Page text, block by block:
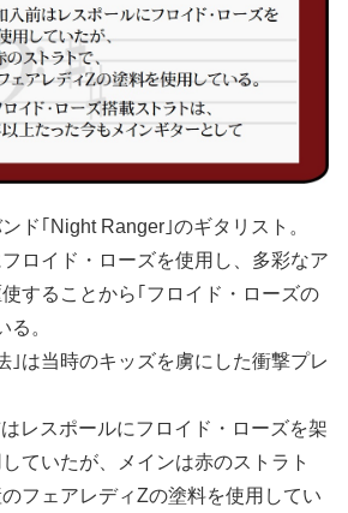
ド｢Night Ranger｣のギタリスト。
ロイド・ローズを使用し、多彩なア
することから｢フロイド・ローズの
る。
｣は当時のキッズを虜にした衝撃プレ
レスポールにフロイド・ローズを架
ていたが、メインは赤のストラト
フェアレディZの塗料を使用してい